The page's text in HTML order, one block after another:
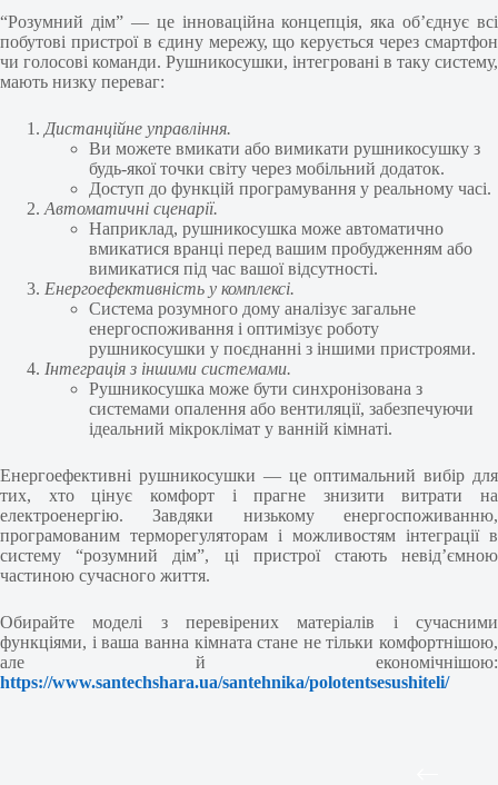
“Розумний дім” — це інноваційна концепція, яка об’єднує всі
побутові пристрої в єдину мережу, що керується через смартфон
чи голосові команди. Рушникосушки, інтегровані в таку систему,
мають низку переваг:
Дистанційне управління.
Ви можете вмикати або вимикати рушникосушку з
будь-якої точки світу через мобільний додаток.
Доступ до функцій програмування у реальному часі.
Автоматичні сценарії.
Наприклад, рушникосушка може автоматично
вмикатися вранці перед вашим пробудженням або
вимикатися під час вашої відсутності.
Енергоефективність у комплексі.
Система розумного дому аналізує загальне
енергоспоживання і оптимізує роботу
рушникосушки у поєднанні з іншими пристроями.
Інтеграція з іншими системами.
Рушникосушка може бути синхронізована з
системами опалення або вентиляції, забезпечуючи
ідеальний мікроклімат у ванній кімнаті.
Енергоефективні рушникосушки — це оптимальний вибір для
тих, хто цінує комфорт і прагне знизити витрати на
електроенергію. Завдяки низькому енергоспоживанню,
програмованим терморегуляторам і можливостям інтеграції в
систему “розумний дім”, ці пристрої стають невід’ємною
частиною сучасного життя.
Обирайте моделі з перевірених матеріалів і сучасними
функціями, і ваша ванна кімната стане не тільки комфортнішою,
але й економічнішою:
https://www.santechshara.ua/santehnika/polotentsesushiteli/